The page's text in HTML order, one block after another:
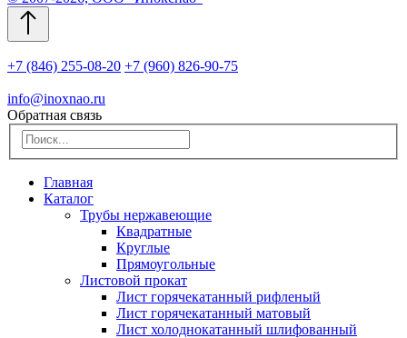
+7 (846) 255-08-20 +7 (960) 826-90-75
info@inoxnao.ru
Обратная связь
Главная
Каталог
Трубы нержавеющие
Квадратные
Круглые
Прямоугольные
Листовой прокат
Лист горячекатанный рифленый
Лист горячекатанный матовый
Лист холоднокатанный шлифованный